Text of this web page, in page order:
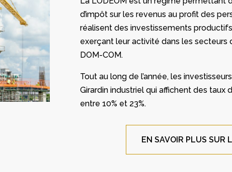
d’impôt sur les revenus au profit des
réalisent des investissements
exerçant leur activité dans les secteurs
DOM-COM.
Tout au long de l’année, les
Girardin industriel qui affichent des taux
entre 10% et 23%.
EN SAVOIR PLUS SUR